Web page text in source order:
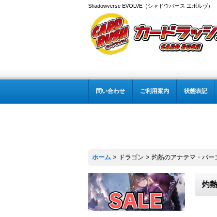
Shadowverse EVOLVE（シャドウバース エボルヴ
問い合わせ ご利用案内 状態表記
ホーム > ドラゴン > 灼熱のアナテマ・バー
灼